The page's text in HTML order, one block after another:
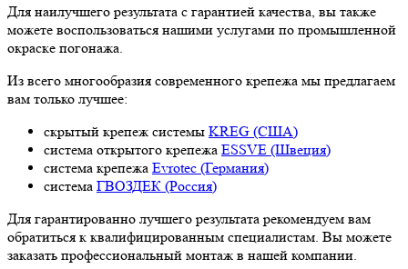
Для наилучшего результата с гарантией качества, вы также
можете воспользоваться нашими услугами по промышленной
окраске погонажа.
Из всего многообразия современного крепежа мы предлагаем
вам только лучшее:
скрытый крепеж системы KREG (США)
система открытого крепежа ESSVE (Швеция)
система крепежа Evrotec (Германия)
система ГВОЗДЕК (Россия)
Для гарантированно лучшего результата рекомендуем вам
обратиться к квалифицированным специалистам. Вы можете
заказать профессиональный монтаж в нашей компании.